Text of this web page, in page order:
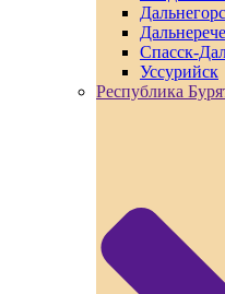
Спасск-
Уссурийск
Республика